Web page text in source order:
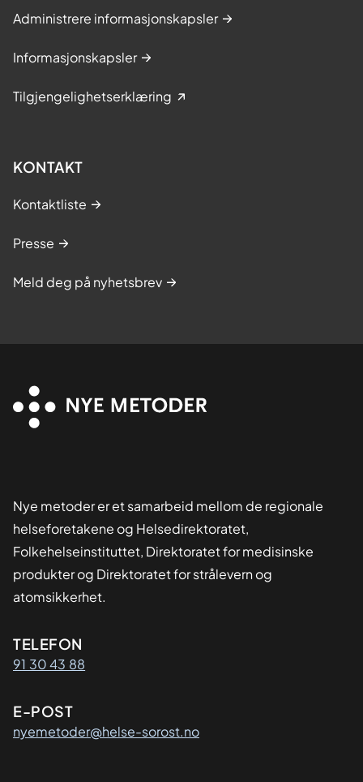
Administrere informasjonskapsler
Informasjonskapsler
Tilgjengelighetserklæring
KONTAKT
Kontaktliste
Presse
Meld deg på nyhetsbrev
Nye metoder er et samarbeid mellom de regionale
helseforetakene og Helsedirektoratet,
Folkehelseinstituttet, Direktoratet for medisinske
produkter og Direktoratet for strålevern og
atomsikkerhet.
Kontaktinformasjon
TELEFON
91 30 43 88
E-POST
nyemetoder@helse-sorost.no